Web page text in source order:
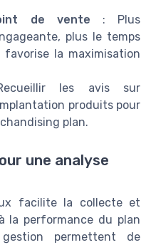
de vente : Plus
plus le temps
la maximisation
les avis sur
produits pour
plan.
une analyse
facilite la collecte et
la performance du plan
permettent de